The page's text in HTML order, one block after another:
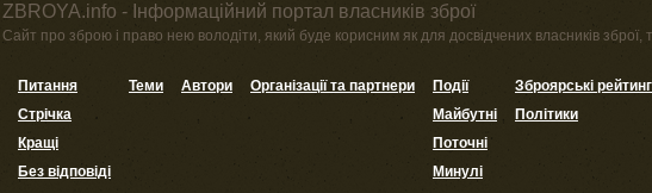
ZBROYA.info - Інформаційний портал власників зброї
Сайт про зброю і право нею володіти, який буде корисним як для досвідчених власників зброї,
Питання
Стрічка
Кращі
Без відповіді
Теми Автори Організації та партнери
Події
Майбутні
Поточні
Минулі
Зброярські
Політики